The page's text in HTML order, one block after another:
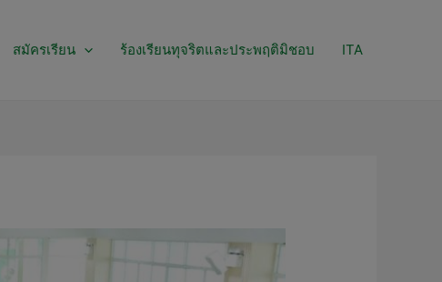
สมัครเรียน ร้องเรียนทุจริตและประพฤติมิชอบ ITA